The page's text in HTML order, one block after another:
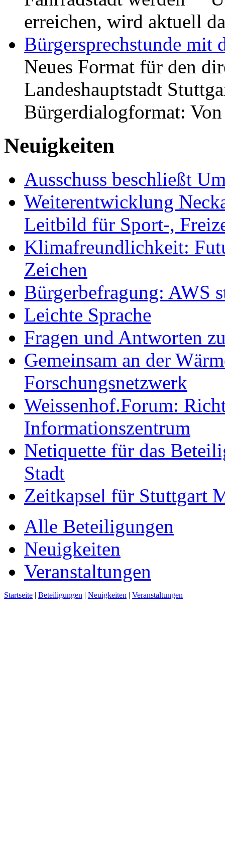
erreichen, wird aktuell
Bürgersprechstunde mit
Neues Format für den
Landeshauptstadt
Bürgerdialogformat:
Neuigkeiten
Ausschuss beschließt
Weiterentwicklung
Leitbild für Sport-,
Klimafreundlichkeit:
Zeichen
Bürgerbefragung: AWS
Leichte Sprache
Fragen und Antworten
Gemeinsam an der
Forschungsnetzwerk
Weissenhof.Forum:
Informationszentrum
Netiquette für das
Stadt
Zeitkapsel für Stuttgart
Alle Beteiligungen
Neuigkeiten
Veranstaltungen
Startseite | Beteiligungen | Neuigkeiten | Veranstaltungen